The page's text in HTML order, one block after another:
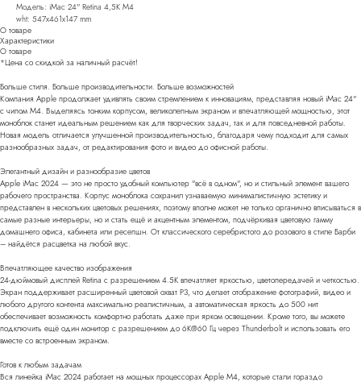
Модель: iMac 24" Retina 4,5K M4
wht: 547x461x147 mm
О товаре
Характеристики
О товаре
*Цена со скидкой за наличный расчёт!
Больше стиля. Больше производительности. Больше возможностей
Компания Apple продолжает удивлять своим стремлением к инновациям, представляя новый iMac 24"
с чипом M4. Выделяясь тонким корпусом, великолепным экраном и впечатляющей мощностью, этот
моноблок станет идеальным решением как для творческих задач, так и для повседневной работы.
Новая модель отличается улучшенной производительностью, благодаря чему подходит для самых
разнообразных задач, от редактирования фото и видео до офисной работы.
Элегантный дизайн и разнообразие цветов
Apple iMac 2024 — это не просто удобный компьютер "всё в одном", но и стильный элемент вашего
рабочего пространства. Корпус моноблока сохранил узнаваемую минималистичную эстетику и
представлен в нескольких цветовых решениях, поэтому вполне может не только органично вписываться в
самые разные интерьеры, но и стать ещё и акцентным элементом, подчёркивая цветовую гамму
домашнего офиса, кабинета или ресепшн. От классического серебристого до розового в стиле Барби
– найдётся расцветка на любой вкус.
Впечатляющее качество изображения
24-дюймовый дисплей Retina c разрешением 4.5K впечатляет яркостью, цветопередачей и четкостью.
Экран поддерживает расширенный цветовой охват P3, что делает отображение фотографий, видео и
любого другого контента максимально реалистичным, а автоматическая яркость до 500 нит
обеспечивает возможность комфортно работать даже при ярком освещении. Кроме того, вы можете
подключить ещё один монитор с разрешением до 6K@60 Гц через Thunderbolt и использовать его
вместе со встроенным экраном.
Готов к любым задачам
Вся линейка iMac 2024 работает на мощных процессорах Apple M4, которые стали гораздо